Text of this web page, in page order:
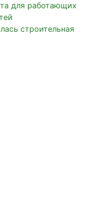
для работающих
строительная